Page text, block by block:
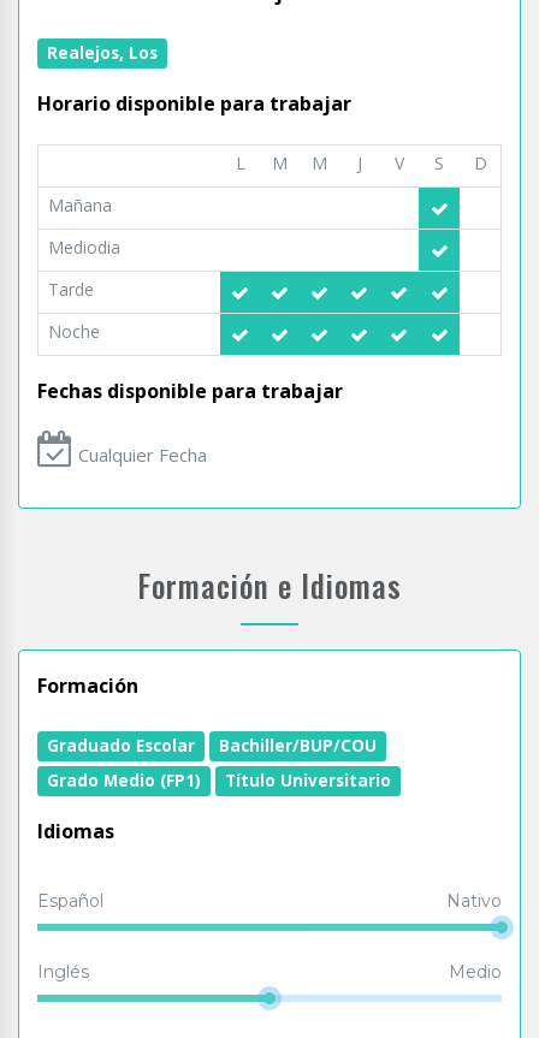
Realejos, Los
Horario disponible para trabajar
L M M J V S
D
Mañana
Mediodia
Tarde
Noche
Fechas disponible para trabajar
Cualquier Fecha
Formación e Idiomas
Formación
Graduado Escolar
Bachiller/BUP/COU
Grado Medio (FP1)
Título Universitario
Idiomas
Español Nativo
Inglés Medio